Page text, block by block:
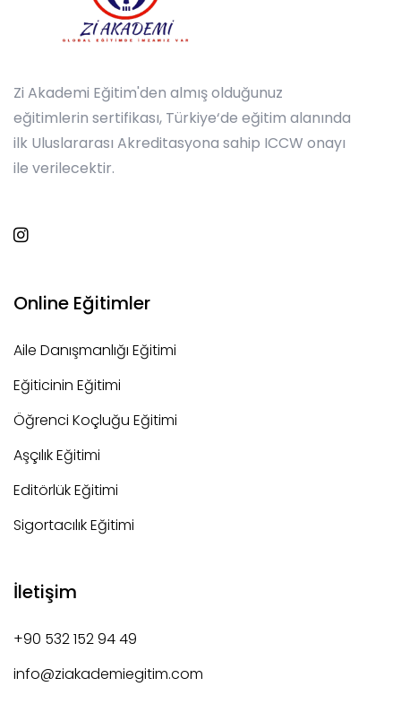
Zi Akademi Eğitim'den almış olduğunuz
eğitimlerin sertifikası, Türkiye‘de eğitim alanında
ilk Uluslararası Akreditasyona sahip ICCW onayı
ile verilecektir.
Online Eğitimler
Aile Danışmanlığı Eğitimi
Eğiticinin Eğitimi
Öğrenci Koçluğu Eğitimi
Aşçılık Eğitimi
Editörlük Eğitimi
Sigortacılık Eğitimi
İletişim
+90 532 152 94 49
info@ziakademiegitim.com